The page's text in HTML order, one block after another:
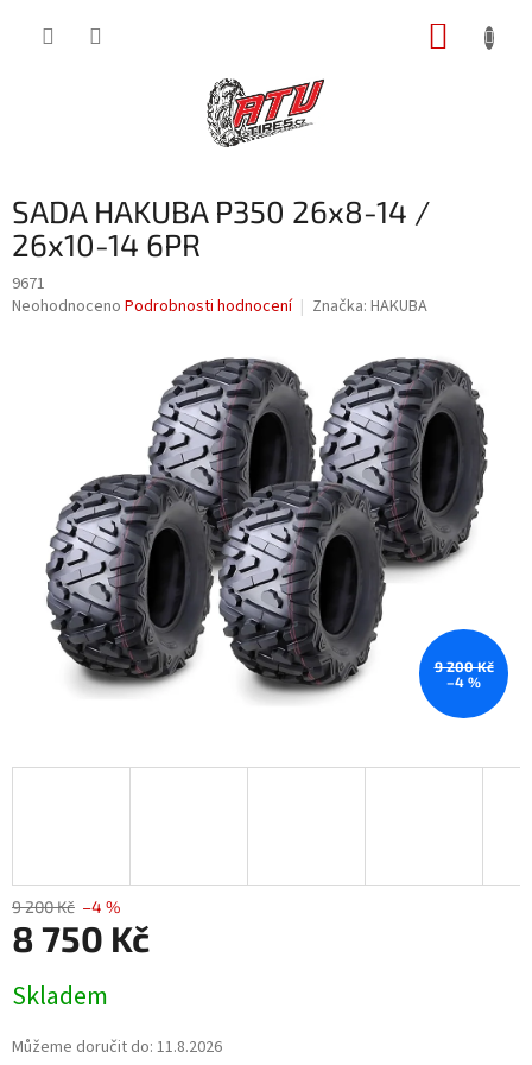
SADA HAKUBA P350 26x8-14 /
26x10-14 6PR
9671
Průměrné
Neohodnoceno Podrobnosti hodnocení Značka: HAKUBA
9 200 Kč
–4 %
9 200 Kč –4 %
8 750 Kč
cena:
Skladem
Můžeme doručit do: 11.8.2026